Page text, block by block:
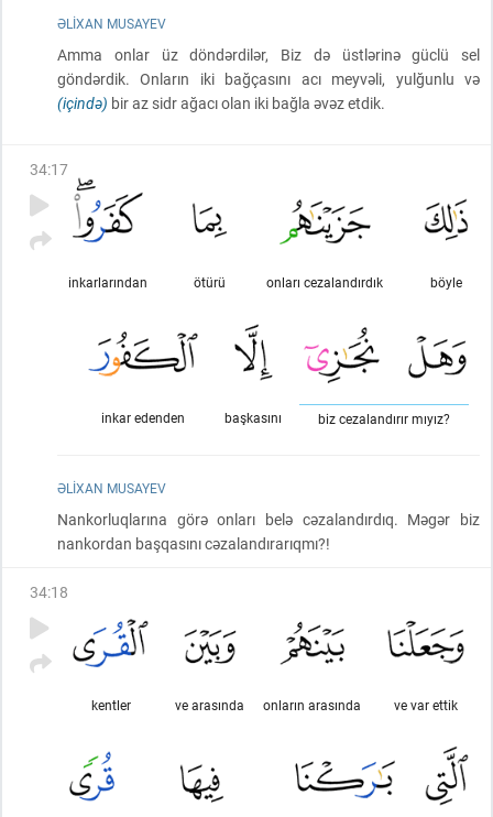
ƏLIXAN MUSAYEV
Amma onlar üz döndərdilər, Biz də üstlərinə güclü sel
göndərdik. Onların iki bağçasını acı meyvəli, yulğunlu və
(içində) bir az sidr ağacı olan iki bağla əvəz etdik.
34:17
böyle
onları cezalandırdık
ötürü
inkarlarından
biz cezalandırır mıyız?
başkasını
inkar edenden
ƏLIXAN MUSAYEV
Nankorluqlarına görə onları belə cəzalandırdıq. Məgər biz
nankordan başqasını cəzalandırarıqmı?!
34:18
ve var ettik
onların arasında
ve arasında
kentler